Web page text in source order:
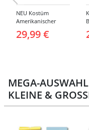
NEU Kostüm
Amerikanischer
Overall, Orange -
29,99 €
MEGA-
KLEINE &